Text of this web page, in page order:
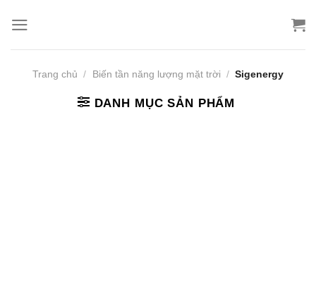
qua
nội
Trang chủ / Biến tần năng lượng mặt trời / Sigenergy
DANH MỤC SẢN PHẨM